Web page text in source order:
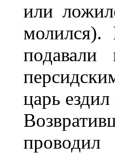
или
молился).
подавали
царь